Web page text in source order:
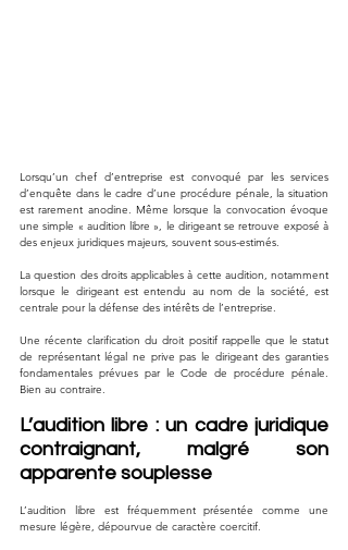
Lorsqu’un chef d’entreprise est convoqué par les services
d’enquête dans le cadre d’une procédure pénale, la situation
est rarement anodine. Même lorsque la convocation évoque
une simple « audition libre », le dirigeant se retrouve exposé à
des enjeux juridiques majeurs, souvent sous-estimés.
La question des droits applicables à cette audition, notamment
lorsque le dirigeant est entendu au nom de la société, est
centrale pour la défense des intérêts de l’entreprise.
Une récente clarification du droit positif rappelle que le statut
de représentant légal ne prive pas le dirigeant des garanties
fondamentales prévues par le Code de procédure pénale.
Bien au contraire.
L’audition libre : un cadre juridique
contraignant, malgré son
apparente souplesse
L’audition libre est fréquemment présentée comme une
mesure légère, dépourvue de caractère coercitif.